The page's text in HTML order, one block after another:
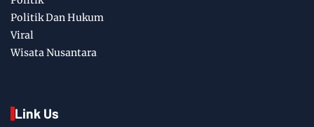
Politik Dan Hukum
Viral
Wisata Nusantara
Link Us